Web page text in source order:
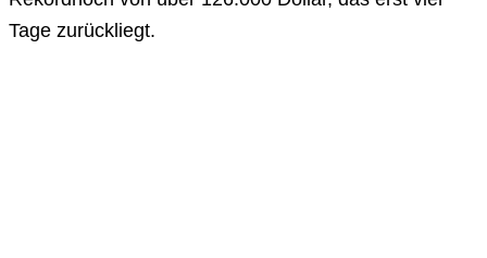
Tage zurückliegt.